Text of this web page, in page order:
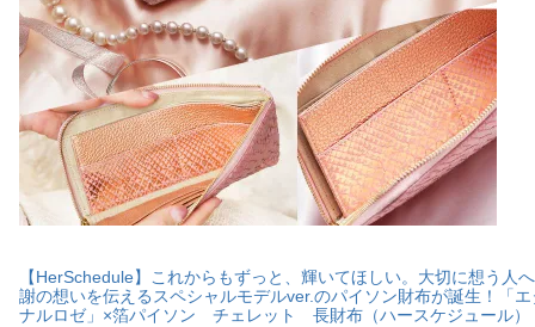
【HerSchedule】これからもずっと、輝いてほしい。大切に想う人
謝の想いを伝えるスペシャルモデルver.のパイソン財布が誕生！「エ
ナルロゼ」×箔パイソン チェレット 長財布（ハースケジュール）